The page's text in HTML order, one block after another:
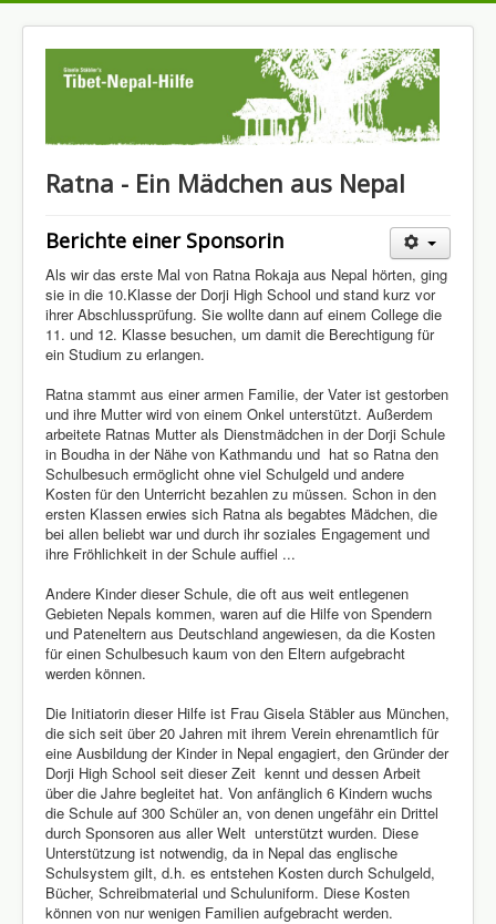
Ratna - Ein Mädchen aus Nepal
Berichte einer Sponsorin
Als wir das erste Mal von Ratna Rokaja aus Nepal hörten, ging
sie in die 10.Klasse der Dorji High School und stand kurz vor
ihrer Abschlussprüfung. Sie wollte dann auf einem College die
11. und 12. Klasse besuchen, um damit die Berechtigung für
ein Studium zu erlangen.
Ratna stammt aus einer armen Familie, der Vater ist gestorben
und ihre Mutter wird von einem Onkel unterstützt. Außerdem
arbeitete Ratnas Mutter als Dienstmädchen in der Dorji Schule
in Boudha in der Nähe von Kathmandu und hat so Ratna den
Schulbesuch ermöglicht ohne viel Schulgeld und andere
Kosten für den Unterricht bezahlen zu müssen. Schon in den
ersten Klassen erwies sich Ratna als begabtes Mädchen, die
bei allen beliebt war und durch ihr soziales Engagement und
ihre Fröhlichkeit in der Schule auffiel ...
Andere Kinder dieser Schule, die oft aus weit entlegenen
Gebieten Nepals kommen, waren auf die Hilfe von Spendern
und Pateneltern aus Deutschland angewiesen, da die Kosten
für einen Schulbesuch kaum von den Eltern aufgebracht
werden können.
Die Initiatorin dieser Hilfe ist Frau Gisela Stäbler aus München,
die sich seit über 20 Jahren mit ihrem Verein ehrenamtlich für
eine Ausbildung der Kinder in Nepal engagiert, den Gründer der
Dorji High School seit dieser Zeit kennt und dessen Arbeit
über die Jahre begleitet hat. Von anfänglich 6 Kindern wuchs
die Schule auf 300 Schüler an, von denen ungefähr ein Drittel
durch Sponsoren aus aller Welt unterstützt wurden. Diese
Unterstützung ist notwendig, da in Nepal das englische
Schulsystem gilt, d.h. es entstehen Kosten durch Schulgeld,
Bücher, Schreibmaterial und Schuluniform. Diese Kosten
können von nur wenigen Familien aufgebracht werden.